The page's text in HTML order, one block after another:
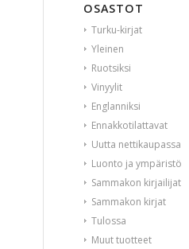
OSASTOT
Turku-kirjat
Yleinen
Ruotsiksi
Vinyylit
Englanniksi
Ennakkotilattavat
Uutta nettikaupassa
Luonto ja ympäristö
Sammakon kirjailijat
Sammakon kirjat
Tulossa
Muut tuotteet